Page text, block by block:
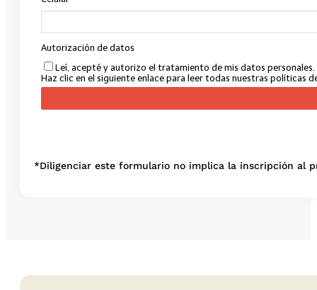
*Diligenciar este formulario no implica la inscripción al